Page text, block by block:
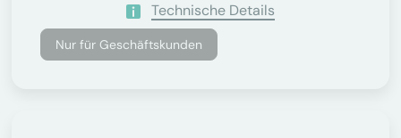
Technische Details
Nur für Geschäftskunden